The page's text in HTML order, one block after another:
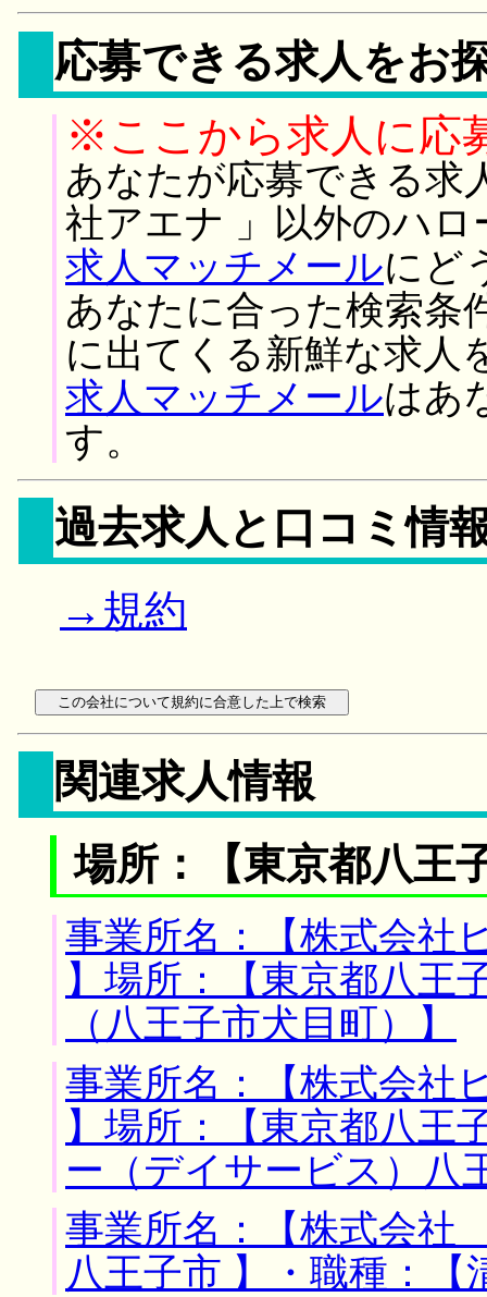
応募できる求人をお
※ここから求人に応
あなたが応募できる求
社アエナ 」以外のハ
求人マッチメールにど
あなたに合った検索条
に出てくる新鮮な求人
求人マッチメールはあ
す。
過去求人と口コミ情
→規約
関連求人情報
場所：【東京都八王
事業所名：【株式会
】場所：【東京都八王
（八王子市犬目町）】
事業所名：【株式会
】場所：【東京都八王
ー（デイサービス）八
事業所名：【株式会
八王子市 】・職種：【